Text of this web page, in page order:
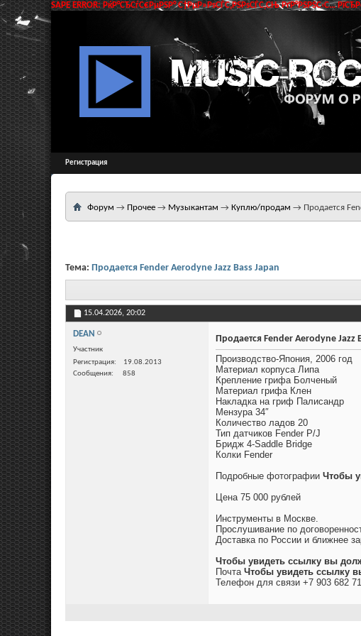
SAPE ERROR: РќР°СЂСѓС€РµРЅР° С†РµР»РѕСЃС‚РЅРѕСЃС‚СЊ
Регистрация
Форум → Прочее → Музыкантам → Куплю/продам → Продается
Тема: Продается Fender Aerodyne Jazz Bass Japan
15.04.2026, 20:02
DEAN
Участник
Регистрация
19.08.2013
Сообщения
858
Продается Fender Aerodyne Jazz
Производство-Япония, 2006 год
Материал корпуса Липа
Крепление грифа Болченый
Материал грифа Клен
Накладка на гриф Палисандр
Мензура 34″
Количество ладов 20
Тип датчиков Fender P/J
Бридж 4-Saddle Bridge
Колки Fender
Подробные фотографии Чтобы
Цена 75 000 рублей
Инструменты в Москве.
Прослушивание по
Доставка по России и ближнее
Чтобы увидеть ссылку вы
Почта Чтобы увидеть ссылку
Телефон для связи +7 903 682